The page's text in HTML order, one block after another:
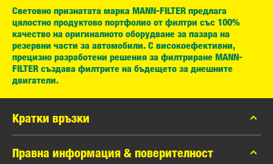
Световно признатата марка MANN-FILTER предлага
цялостно продуктово портфолио от филтри със 100%
качество на оригиналното оборудване за пазара на
резервни части за автомобили. С високоефективни,
прецизно разработени решения за филтриране MANN-
FILTER създава филтрите на бъдещето за днешните
двигатели.
Кратки връзки
каталог MANN-FILTER
Правна информация & поверителност